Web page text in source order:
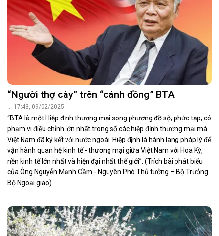
“Người thợ cày” trên “cánh đồng” BTA
17:43, 09/02/2025
“BTA là một Hiệp định thương mại song phương đồ sộ, phức tạp, có
phạm vi điều chỉnh lớn nhất trong số các hiệp định thương mại mà
Việt Nam đã ký kết với nước ngoài. Hiệp định là hành lang pháp lý để
vận hành quan hệ kinh tế - thương mại giữa Việt Nam với Hoa Kỳ,
nền kinh tế lớn nhất và hiện đại nhất thế giới”. (Trích bài phát biểu
của Ông Nguyễn Mạnh Cầm - Nguyên Phó Thủ tưởng – Bộ Trưởng
Bộ Ngoại giao)